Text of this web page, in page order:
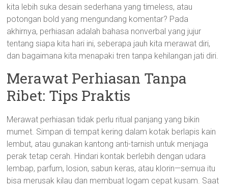
kita lebih suka desain sederhana yang timeless, atau
potongan bold yang mengundang komentar? Pada
akhirnya, perhiasan adalah bahasa nonverbal yang jujur
tentang siapa kita hari ini, seberapa jauh kita merawat diri,
dan bagaimana kita menapaki tren tanpa kehilangan jati diri.
Merawat Perhiasan Tanpa
Ribet: Tips Praktis
Merawat perhiasan tidak perlu ritual panjang yang bikin
mumet. Simpan di tempat kering dalam kotak berlapis kain
lembut, atau gunakan kantong anti-tarnish untuk menjaga
perak tetap cerah. Hindari kontak berlebih dengan udara
lembap, parfum, losion, sabun keras, atau klorin—semua itu
bisa merusak kilau dan membuat logam cepat kusam. Saat